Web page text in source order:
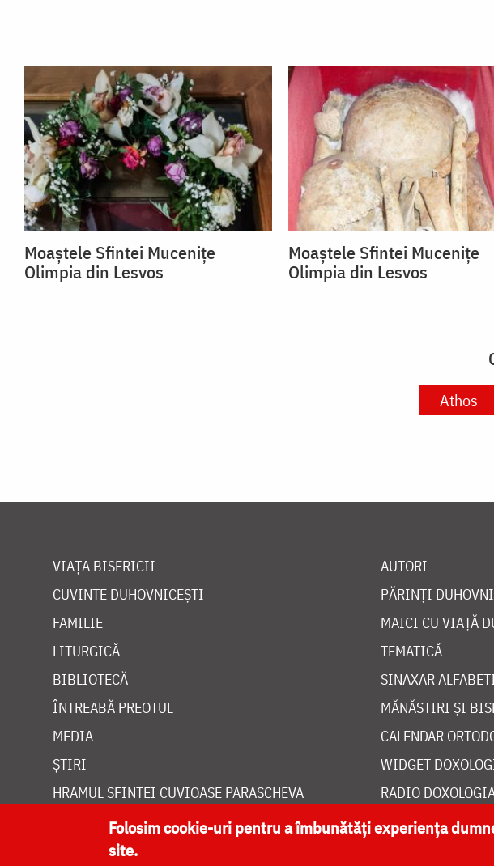
Moaștele Sfintei Mucenițe
Olimpia din Lesvos
Moaștele Sfintei Mucenițe
Olimpia din Lesvos
Athos
VIAȚA BISERICII
CUVINTE DUHOVNICEȘTI
FAMILIE
LITURGICĂ
BIBLIOTECĂ
ÎNTREABĂ PREOTUL
MEDIA
ȘTIRI
HRAMUL SFINTEI CUVIOASE PARASCHEVA
AUTORI
PĂRINȚI
MAICI CU VIAȚĂ
TEMATICĂ
SINAXAR
MĂNĂSTIRI ȘI
CALENDAR
WIDGET
RADIO
Folosim cookie-uri pentru a îmbunătăți experiența
site.